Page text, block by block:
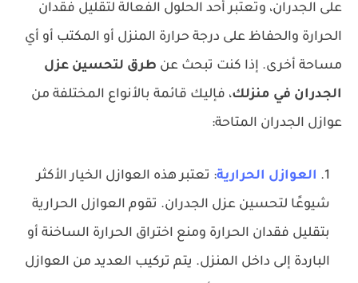
على الجدران، وتعتبر أحد الحلول الفعالة لتقليل فقدان
الحرارة والحفاظ على درجة حرارة المنزل أو المكتب أو أي
مساحة أخرى. إذا كنت تبحث عن طرق لتحسين عزل
الجدران في منزلك، فإليك قائمة بالأنواع المختلفة من
عوازل الجدران المتاحة:
العوازل الحرارية: تعتبر هذه العوازل الخيار الأكثر
شيوعًا لتحسين عزل الجدران. تقوم العوازل الحرارية
بتقليل فقدان الحرارة ومنع اختراق الحرارة الساخنة أو
الباردة إلى داخل المنزل. يتم تركيب العديد من العوازل